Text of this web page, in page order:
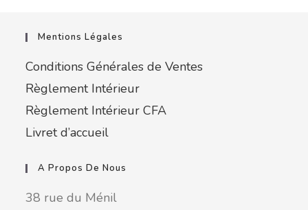
Mentions Légales
Conditions Générales de Ventes
Règlement Intérieur
Règlement Intérieur CFA
Livret d’accueil
A Propos De Nous
38 rue du Ménil